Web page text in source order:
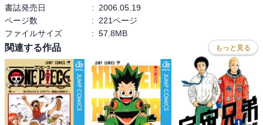
書誌発売日
:
2006.05.19
ページ数
:
221ページ
ファイルサイズ
: 57.8MB
関連する作品 もっと見る